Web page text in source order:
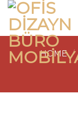
Skip
content
HOME /